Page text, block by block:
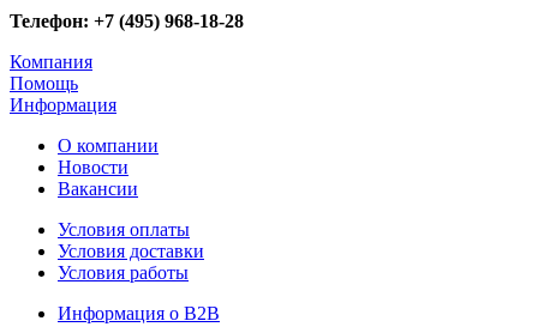
Телефон: +7 (495) 968-18-28
Компания
Помощь
Информация
О компании
Новости
Вакансии
Условия оплаты
Условия доставки
Условия работы
Информация о B2B